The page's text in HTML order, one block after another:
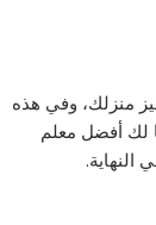
منزلك، وفي هذه
لك أفضل معلم